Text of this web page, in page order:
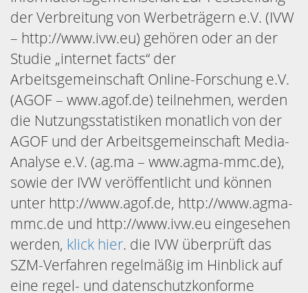
der Verbreitung von Werbeträgern e.V. (IVW
– http://www.ivw.eu) gehören oder an der
Studie „internet facts“ der
Arbeitsgemeinschaft Online-Forschung e.V.
(AGOF – www.agof.de) teilnehmen, werden
die Nutzungsstatistiken monatlich von der
AGOF und der Arbeitsgemeinschaft Media-
Analyse e.V. (ag.ma – www.agma-mmc.de),
sowie der IVW veröffentlicht und können
unter http://www.agof.de, http://www.agma-
mmc.de und http://www.ivw.eu eingesehen
werden, klick hier. die IVW überprüft das
SZM-Verfahren regelmäßig im Hinblick auf
eine regel- und datenschutzkonforme